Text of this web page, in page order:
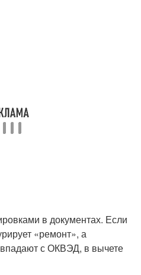
в документах. Если
«ремонт», а
с ОКВЭД, в вычете